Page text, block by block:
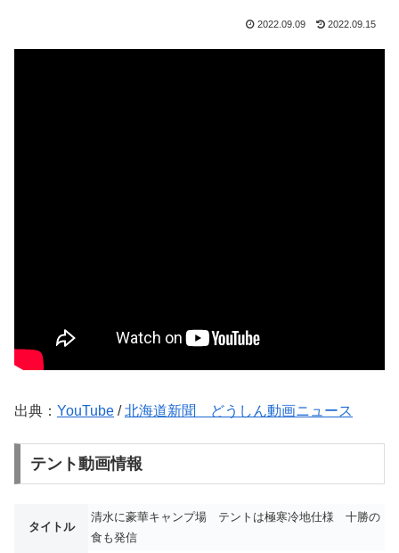
2022.09.09 2022.09.15
出典： YouTube /北海道新聞 どうしん動画ニュース
テント動画情報
タイトル
清水に豪華キャンプ場 テントは極寒冷地仕様 十勝の
食も発信